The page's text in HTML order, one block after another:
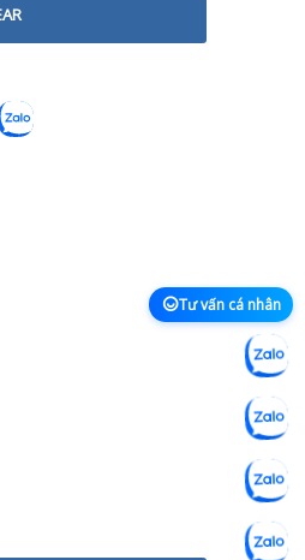
Tư vấn cá nhân